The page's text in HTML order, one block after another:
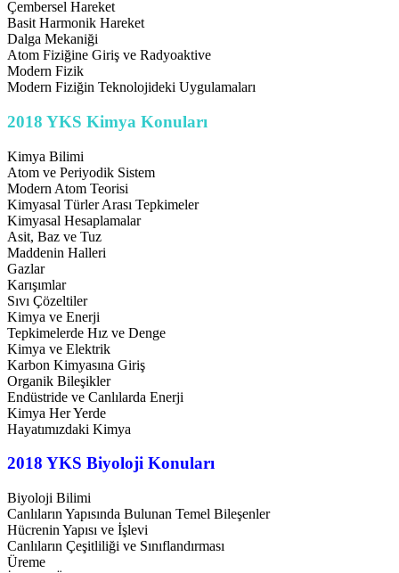
Çembersel Hareket
Basit Harmonik Hareket
Dalga Mekaniği
Atom Fiziğine Giriş ve Radyoaktive
Modern Fizik
Modern Fiziğin Teknolojideki Uygulamaları
2018 YKS Kimya Konuları
Kimya Bilimi
Atom ve Periyodik Sistem
Modern Atom Teorisi
Kimyasal Türler Arası Tepkimeler
Kimyasal Hesaplamalar
Asit, Baz ve Tuz
Maddenin Halleri
Gazlar
Karışımlar
Sıvı Çözeltiler
Kimya ve Enerji
Tepkimelerde Hız ve Denge
Kimya ve Elektrik
Karbon Kimyasına Giriş
Organik Bileşikler
Endüstride ve Canlılarda Enerji
Kimya Her Yerde
Hayatımızdaki Kimya
2018 YKS Biyoloji Konuları
Biyoloji Bilimi
Canlıların Yapısında Bulunan Temel Bileşenler
Hücrenin Yapısı ve İşlevi
Canlıların Çeşitliliği ve Sınıflandırması
Üreme